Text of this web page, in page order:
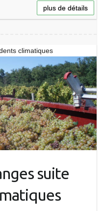
plus de détails
climatiques
suite